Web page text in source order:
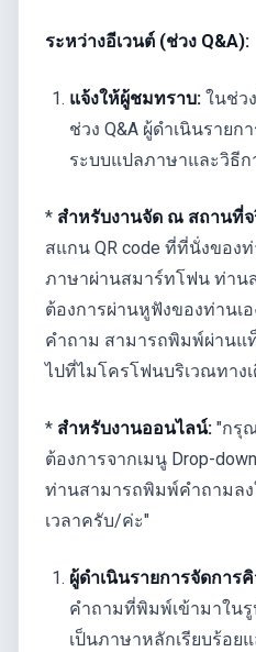
ระหว่างอีเวนต์ (ช่วง Q&A):
แจ้งให้ผู้ชมทราบ: ในช่ว
ช่วง Q&A ผู้ดำเนินรายก
ระบบแปลภาษาและวิธี
* สำหรับงานจัด ณ สถานที่จ
สแกน QR code ที่ที่นั่งของ
ภาษาผ่านสมาร์ทโฟน ท่าน
ต้องการผ่านหูฟังของท่านเ
คำถาม สามารถพิมพ์ผ่านแ
ไปที่ไมโครโฟนบริเวณทาง
* สำหรับงานออนไลน์: "กรุ
ต้องการจากเมนู Drop-
ท่านสามารถพิมพ์คำถามลง
เวลาครับ/ค่ะ"
ผู้ดำเนินรายการจัดการ
คำถามที่พิมพ์เข้ามาใน
เป็นภาษาหลักเรียบร้อย